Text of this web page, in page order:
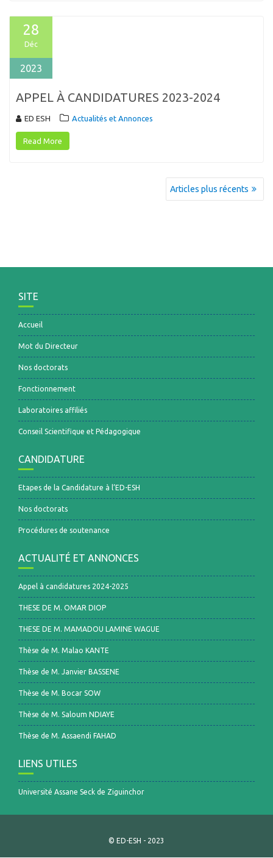
28
Déc
2023
APPEL À CANDIDATURES 2023-2024
ED ESH Actualités et Annonces
Read More
Articles plus récents
SITE
Accueil
Mot du Directeur
Nos doctorats
Fonctionnement
Laboratoires affiliés
Conseil Scientifique et Pédagogique
CANDIDATURE
Etapes de la Candidature à l’ED-ESH
Nos doctorats
Procédures de soutenance
ACTUALITÉ ET ANNONCES
Appel à candidatures 2024-2025
THESE DE M. OMAR DIOP
THESE DE M. MAMADOU LAMINE WAGUE
Thèse de M. Malao KANTE
Thèse de M. Janvier BASSENE
Thèse de M. Bocar SOW
Thèse de M. Saloum NDIAYE
Thèse de M. Assaendi FAHAD
LIENS UTILES
Université Assane Seck de Ziguinchor
© ED-ESH - 2023